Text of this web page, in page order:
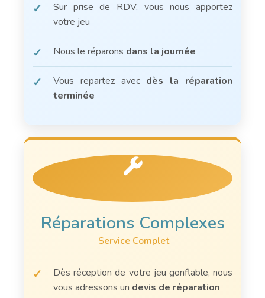
✓
Sur prise de RDV, vous nous apportez
votre jeu
✓ Nous le réparons dans la journée
✓ Vous repartez avec dès la réparation
terminée
Réparations Complexes
Service Complet
✓
Dès réception de votre jeu gonflable, nous
vous adressons un devis de réparation